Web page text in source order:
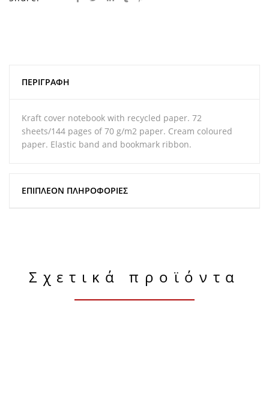
ΠΕΡΙΓΡΑΦΉ
Kraft cover notebook with recycled paper. 72
sheets/144 pages of 70 g/m2 paper. Cream coloured
paper. Elastic band and bookmark ribbon.
ΕΠΙΠΛΈΟΝ ΠΛΗΡΟΦΟΡΊΕΣ
Σχετικά προϊόντα